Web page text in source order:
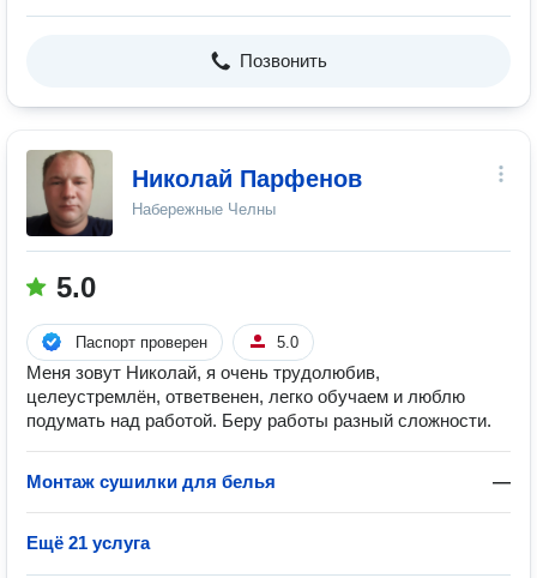
Позвонить
Николай Парфенов
Набережные Челны
5.0
Паспорт проверен 5.0
Меня зовут Николай, я очень трудолюбив,
целеустремлён, ответвенен, легко обучаем и люблю
подумать над работой. Беру работы разный сложности.
Монтаж сушилки для белья —
Ещё 21 услуга